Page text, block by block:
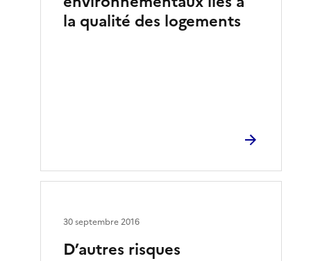
la qualité des logements
D’autres risques
30 septembre 2016